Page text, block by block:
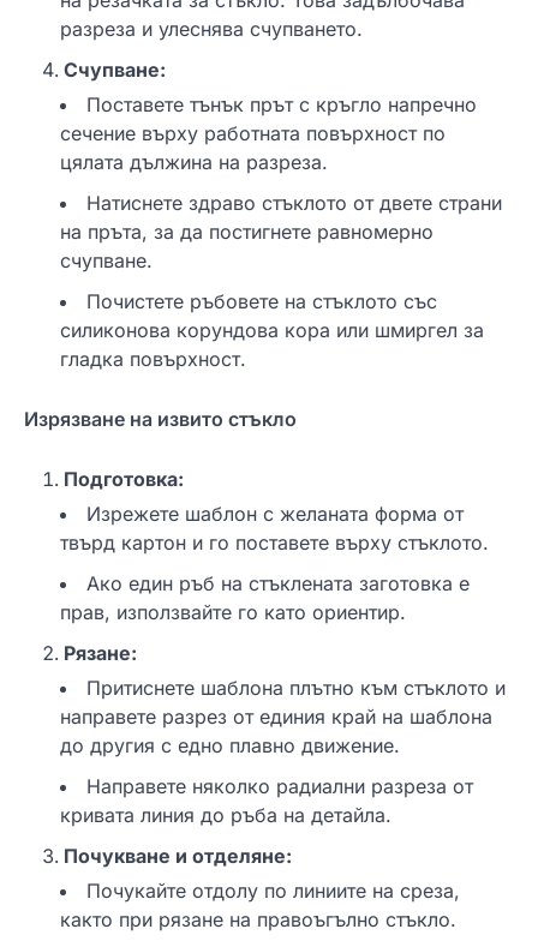
разреза и улеснява счупването.
Счупване:
Поставете тънък прът с кръгло напречно
сечение върху работната повърхност по
цялата дължина на разреза.
Натиснете здраво стъклото от двете страни
на пръта, за да постигнете равномерно
счупване.
Почистете ръбовете на стъклото със
силиконова корундова кора или шмиргел за
гладка повърхност.
Изрязване на извито стъкло
Подготовка:
Изрежете шаблон с желаната форма от
твърд картон и го поставете върху стъклото.
Ако един ръб на стъклената заготовка е
прав, използвайте го като ориентир.
Рязане:
Притиснете шаблона плътно към стъклото и
направете разрез от единия край на шаблона
до другия с едно плавно движение.
Направете няколко радиални разреза от
кривата линия до ръба на детайла.
Почукване и отделяне:
Почукайте отдолу по линиите на среза,
както при рязане на правоъгълно стъкло.